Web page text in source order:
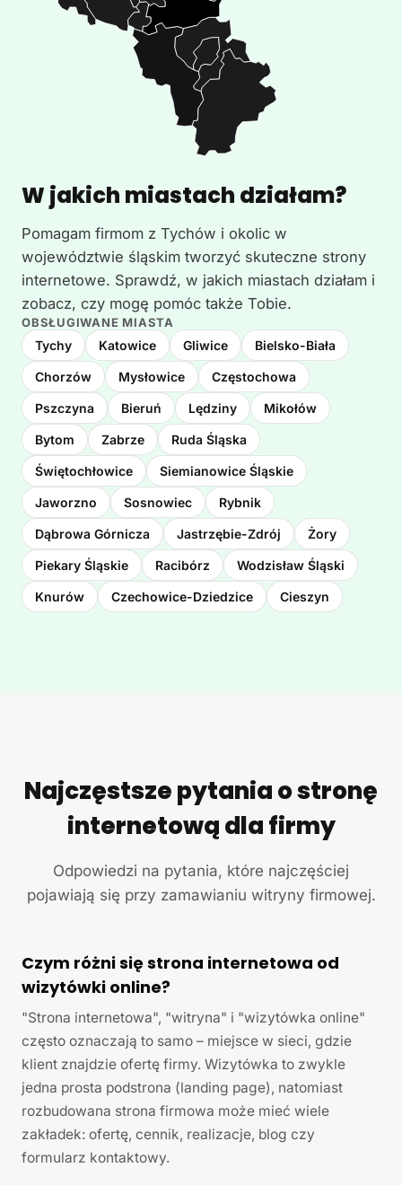
W jakich miastach działam?
Pomagam firmom z Tychów i okolic w
województwie śląskim tworzyć skuteczne strony
internetowe. Sprawdź, w jakich miastach działam i
zobacz, czy mogę pomóc także Tobie.
OBSŁUGIWANE MIASTA
Tychy Katowice Gliwice Bielsko-Biała
Chorzów Mysłowice Częstochowa
Pszczyna Bieruń Lędziny Mikołów
Bytom Zabrze Ruda Śląska
Świętochłowice Siemianowice Śląskie
Jaworzno Sosnowiec Rybnik
Dąbrowa Górnicza Jastrzębie-Zdrój Żory
Piekary Śląskie Racibórz Wodzisław Śląski
Knurów Czechowice-Dziedzice Cieszyn
Najczęstsze pytania o stronę
internetową dla firmy
Odpowiedzi na pytania, które najczęściej
pojawiają się przy zamawianiu witryny firmowej.
Czym różni się strona internetowa od
wizytówki online?
"Strona internetowa", "witryna" i "wizytówka online"
często oznaczają to samo – miejsce w sieci, gdzie
klient znajdzie ofertę firmy. Wizytówka to zwykle
jedna prosta podstrona (landing page), natomiast
rozbudowana strona firmowa może mieć wiele
zakładek: ofertę, cennik, realizacje, blog czy
formularz kontaktowy.